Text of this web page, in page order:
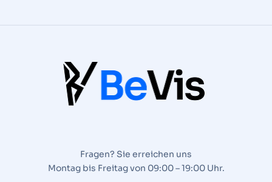
Fragen? Sie erreichen uns
Montag bis Freitag von 09:00 – 19:00 Uhr.